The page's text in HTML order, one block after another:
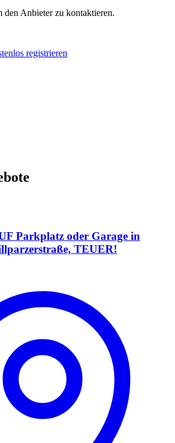
den Anbieter zu kontaktieren.
registrieren
Parkplatz oder Garage in
TEUER!